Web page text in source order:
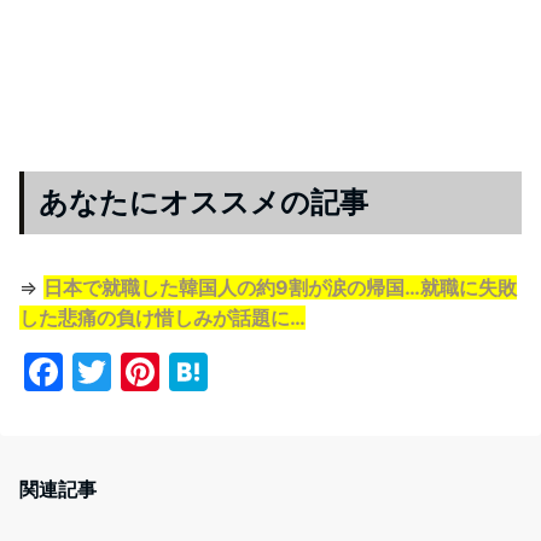
あなたにオススメの記事
⇒ 日本で就職した韓国人の約9割が涙の帰国…就職に失敗
した悲痛の負け惜しみが話題に…
F
e
T
Pi
関連記事